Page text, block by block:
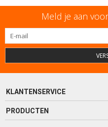
Meld je aan
KLANTENSERVICE
PRODUCTEN